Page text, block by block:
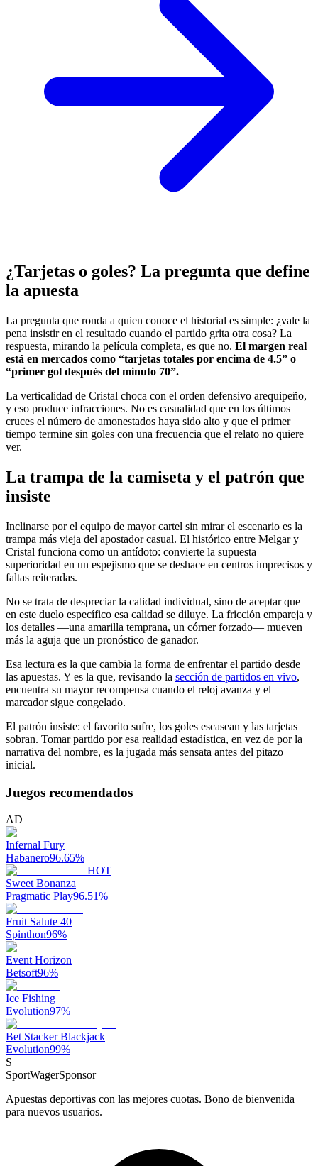
¿Tarjetas o goles? La pregunta que define
la apuesta
La pregunta que ronda a quien conoce el historial es simple: ¿vale la
pena insistir en el resultado cuando el partido grita otra cosa? La
respuesta, mirando la película completa, es que no. El margen real
está en mercados como “tarjetas totales por encima de 4.5” o
“primer gol después del minuto 70”.
La verticalidad de Cristal choca con el orden defensivo arequipeño,
y eso produce infracciones. No es casualidad que en los últimos
cruces el número de amonestados haya sido alto y que el primer
tiempo termine sin goles con una frecuencia que el relato no quiere
ver.
La trampa de la camiseta y el patrón que
insiste
Inclinarse por el equipo de mayor cartel sin mirar el escenario es la
trampa más vieja del apostador casual. El histórico entre Melgar y
Cristal funciona como un antídoto: convierte la supuesta
superioridad en un espejismo que se deshace en centros imprecisos y
faltas reiteradas.
No se trata de despreciar la calidad individual, sino de aceptar que
en este duelo específico esa calidad se diluye. La fricción empareja y
los detalles —una amarilla temprana, un córner forzado— mueven
más la aguja que un pronóstico de ganador.
Esa lectura es la que cambia la forma de enfrentar el partido desde
las apuestas. Y es la que, revisando la sección de partidos en vivo,
encuentra su mayor recompensa cuando el reloj avanza y el
marcador sigue congelado.
El patrón insiste: el favorito sufre, los goles escasean y las tarjetas
sobran. Tomar partido por esa realidad estadística, en vez de por la
narrativa del nombre, es la jugada más sensata antes del pitazo
inicial.
Juegos recomendados
AD
Infernal Fury
Habanero96.65%
HOT
Sweet Bonanza
Pragmatic Play96.51%
Fruit Salute 40
Spinthon96%
Event Horizon
Betsoft96%
Ice Fishing
Evolution97%
Bet Stacker Blackjack
Evolution99%
S
SportWagerSponsor
Apuestas deportivas con las mejores cuotas. Bono de bienvenida
para nuevos usuarios.